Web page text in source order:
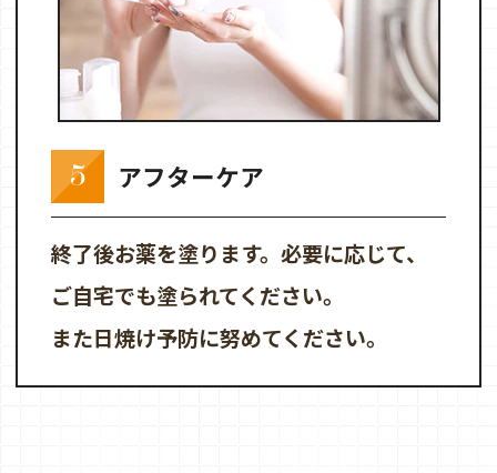
5 アフターケア
終了後お薬を塗ります。必要に応じて、
ご自宅でも塗られてください。
また日焼け予防に努めてください。